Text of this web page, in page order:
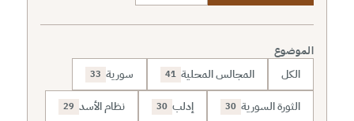
الموضوع
الكل المجالس المحلية 41 سورية 33
الثورة السورية 30 إدلب 30 نظام الأسد 29